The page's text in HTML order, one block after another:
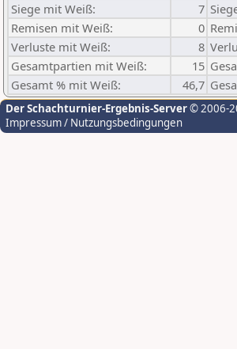
Siege mit Weiß:
7
Remisen mit Weiß:
0
Verluste mit Weiß:
8
Gesamtpartien mit Weiß:
15
Gesamt % mit Weiß:
46,7
Der Schachturnier-Ergebnis-Server© 2006-
Impressum / Nutzungsbedingungen